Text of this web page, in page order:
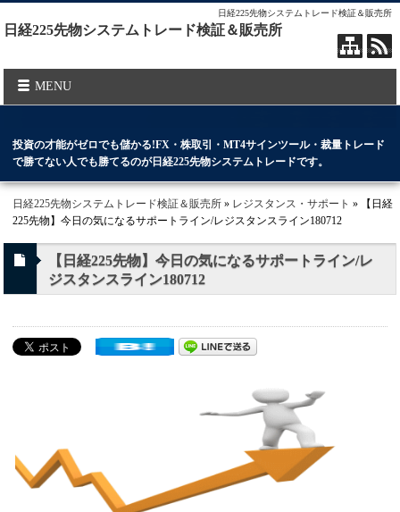
日経225先物システムトレード検証＆販売所
日経225先物システムトレード検証＆販売所
MENU
投資の才能がゼロでも儲かる!FX・株取引・MT4サインツール・裁量トレード
で勝てない人でも勝てるのが日経225先物システムトレードです。
日経225先物システムトレード検証＆販売所 » レジスタンス・サポート » 【日経
225先物】今日の気になるサポートライン/レジスタンスライン180712
【日経225先物】今日の気になるサポートライン/レ
ジスタンスライン180712